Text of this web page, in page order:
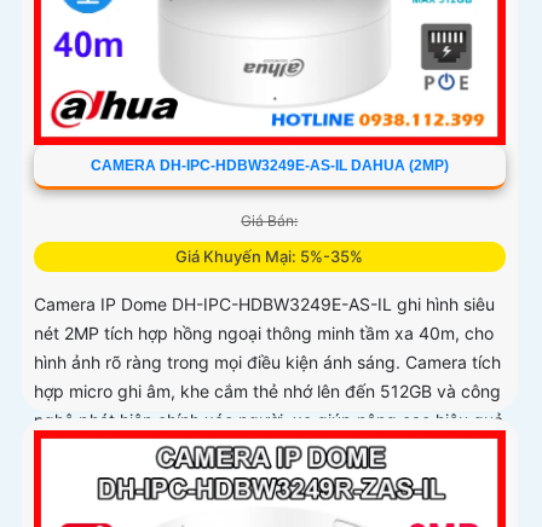
CAMERA DH-IPC-HDBW3249E-AS-IL DAHUA (2MP)
Giá Bán:
Giá Khuyến Mại: 5%-35%
Camera IP Dome DH-IPC-HDBW3249E-AS-IL ghi hình siêu
nét 2MP tích hợp hồng ngoại thông minh tầm xa 40m, cho
hình ảnh rõ ràng trong mọi điều kiện ánh sáng. Camera tích
hợp micro ghi âm, khe cắm thẻ nhớ lên đến 512GB và công
nghệ phát hiện chính xác người, xe giúp nâng cao hiệu quả
giám sát vượt trội